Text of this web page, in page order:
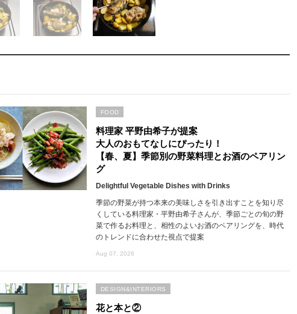
料理家 平野由希子が提案
大人のおもてなしにぴったり！
【春、夏】季節別の野菜料理とお酒のペアリン
グ
Delightful Vegetable Dishes with Drinks
季節の野菜が持つ本来の美味しさを引き出すことを知り尽
くしている料理家・平野由希子さんが、季節ごとの旬の野
菜で作るお料理と、相性のよいお酒のペアリングを、時代
のトレンドに合わせた視点で提案
Aug 07, 2026
FOOD
花と本と②
DESIGN&INTERIORS